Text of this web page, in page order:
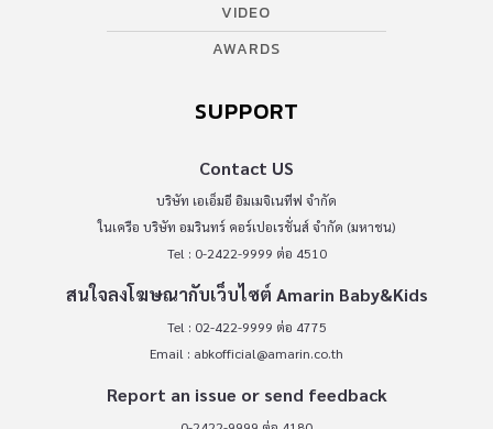
VIDEO
AWARDS
SUPPORT
Contact US
บริษัท เอเอ็มอี อิมเมจิเนทีฟ จำกัด
ในเครือ บริษัท อมรินทร์ คอร์เปอเรชั่นส์ จำกัด (มหาชน)
Tel : 0-2422-9999 ต่อ 4510
สนใจลงโฆษณากับเว็บไซต์ Amarin Baby&Kids
Tel : 02-422-9999 ต่อ 4775
Email : abkofficial@amarin.co.th
Report an issue or send feedback